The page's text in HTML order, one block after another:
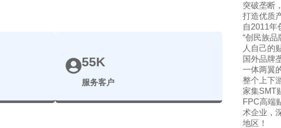
55K
服务客户
突破垄断
打造优质
自2011年
“创民族
人自己的
国外品牌
一体两翼
整个上下
家集SMT
FPC高端
术企业，
地区！